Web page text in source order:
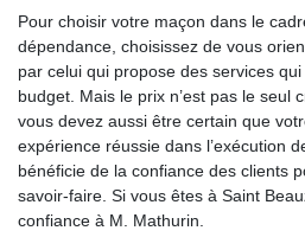
Pour choisir votre maçon dans le
dépendance, choisissez de vous
par celui qui propose des services
budget. Mais le prix n’est pas le seul
vous devez aussi être certain que
expérience réussie dans l’exécution
bénéficie de la confiance des clients
savoir-faire. Si vous êtes à Saint
confiance à M. Mathurin.